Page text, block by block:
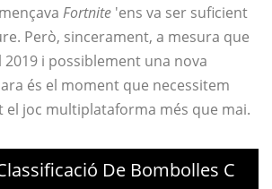
Fortnite 'ens va ser suficient
Però, sincerament, a mesura que
i possiblement una nova
és el moment que necessitem
el joc multiplataforma més que mai.
De Bombolles C